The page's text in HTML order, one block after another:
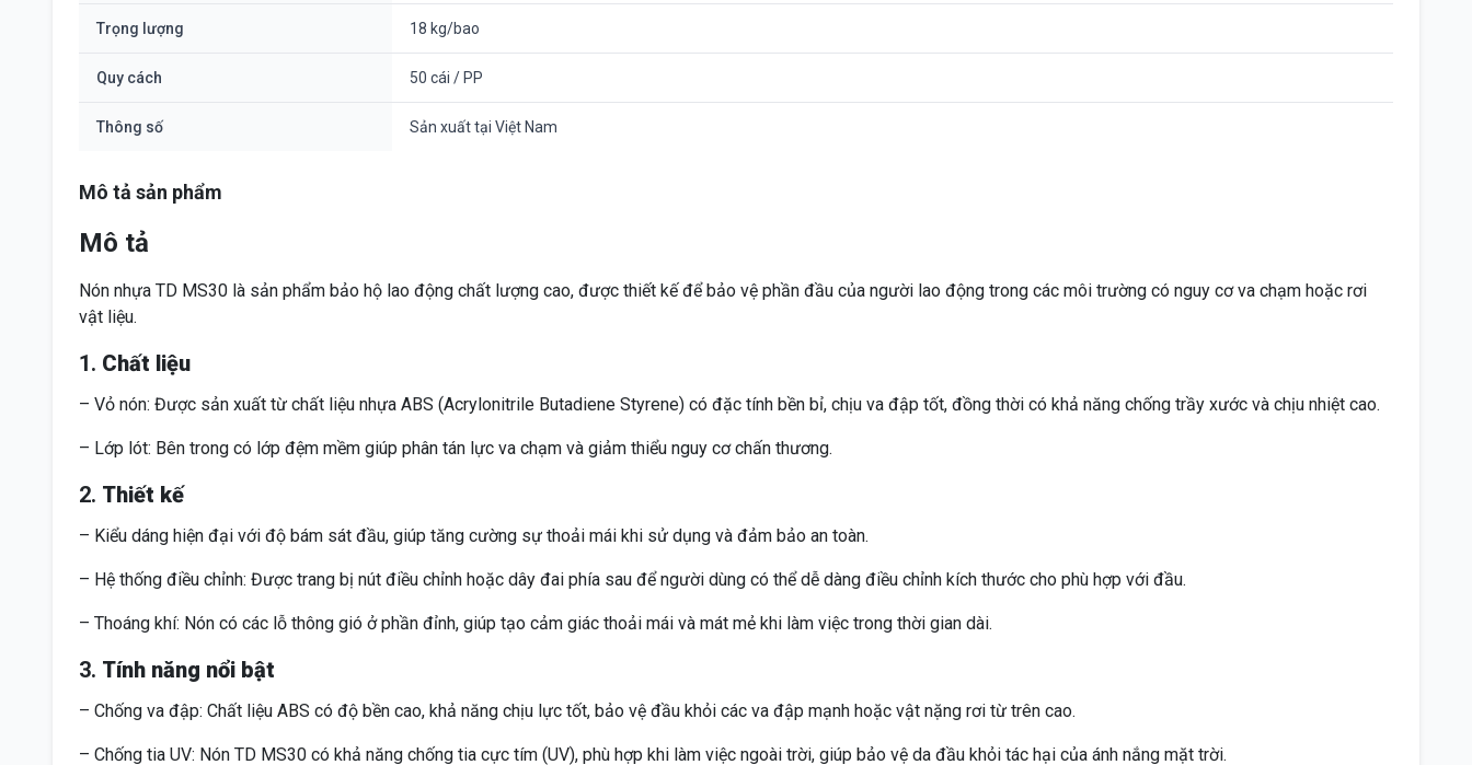
Trọng lượng 18 kg/bao
Quy cách 50 cái / PP
Thông số Sản xuất tại Việt Nam
Mô tả sản phẩm
Mô tả
Nón nhựa TD MS30 là sản phẩm bảo hộ lao động chất lượng cao, được thiết kế để bảo vệ phần đầu của người lao động trong các môi trường có nguy cơ va chạm hoặc rơi
vật liệu.
1. Chất liệu
– Vỏ nón: Được sản xuất từ chất liệu nhựa ABS (Acrylonitrile Butadiene Styrene) có đặc tính bền bỉ, chịu va đập tốt, đồng thời có khả năng chống trầy xước và chịu nhiệt cao.
– Lớp lót: Bên trong có lớp đệm mềm giúp phân tán lực va chạm và giảm thiểu nguy cơ chấn thương.
2. Thiết kế
– Kiểu dáng hiện đại với độ bám sát đầu, giúp tăng cường sự thoải mái khi sử dụng và đảm bảo an toàn.
– Hệ thống điều chỉnh: Được trang bị nút điều chỉnh hoặc dây đai phía sau để người dùng có thể dễ dàng điều chỉnh kích thước cho phù hợp với đầu.
– Thoáng khí: Nón có các lỗ thông gió ở phần đỉnh, giúp tạo cảm giác thoải mái và mát mẻ khi làm việc trong thời gian dài.
3. Tính năng nổi bật
– Chống va đập: Chất liệu ABS có độ bền cao, khả năng chịu lực tốt, bảo vệ đầu khỏi các va đập mạnh hoặc vật nặng rơi từ trên cao.
– Chống tia UV: Nón TD MS30 có khả năng chống tia cực tím (UV), phù hợp khi làm việc ngoài trời, giúp bảo vệ da đầu khỏi tác hại của ánh nắng mặt trời.